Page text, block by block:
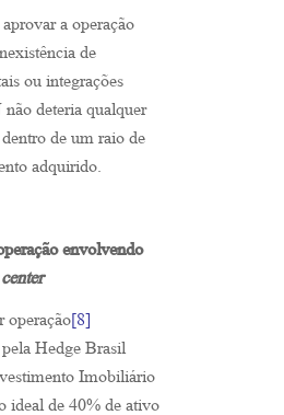
a operação
de
ou integrações
deteria qualquer
de um raio de
adquirido.
envolvendo
operação[8]
Hedge Brasil
Imobiliário
ideal de 40% de ativo